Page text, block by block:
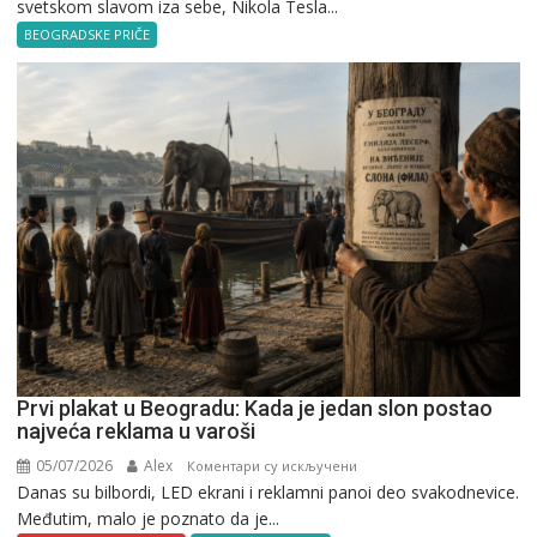
Beogradu
svetskom slavom iza sebe, Nikola Tesla...
BEOGRADSKE PRIČE
Prvi plakat u Beogradu: Kada je jedan slon postao
najveća reklama u varoši
05/07/2026 Alex Коментари су искључени
Prvi
Danas su bilbordi, LED ekrani i reklamni panoi deo svakodnevice.
Međutim, malo je poznato da je...